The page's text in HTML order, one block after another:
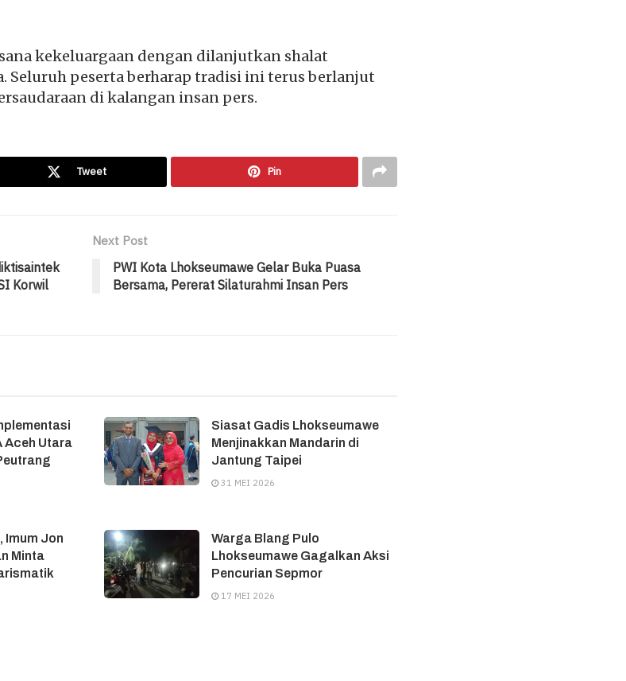
kekeluargaan dengan dilanjutkan shalat
Seluruh peserta berharap tradisi ini terus berlanjut
di kalangan insan pers.
Tweet Pin
Korwil
Next Post
PWI Kota Lhokseumawe Gelar Buka Puasa
Bersama, Pererat Silaturahmi Insan Pers
Aceh Utara
Siasat Gadis Lhokseumawe
Menjinakkan Mandarin di
Jantung Taipei
31 MEI 2026
Imum Jon
Minta
Warga Blang Pulo
Lhokseumawe Gagalkan Aksi
Pencurian Sepmor
17 MEI 2026